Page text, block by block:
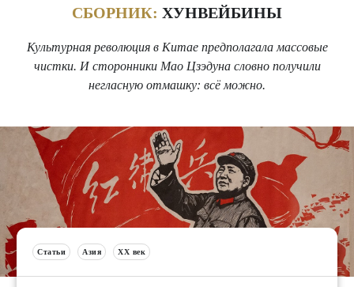
СБОРНИК: ХУНВЕЙБИНЫ
Культурная революция в Китае предполагала массовые
чистки. И сторонники Мао Цзэдуна словно получили
негласную отмашку: всё можно.
Статьи Азия XX век